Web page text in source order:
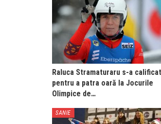
Raluca Stramaturaru s-a calificat
pentru a patra oară la Jocurile
Olimpice de…
SANIE